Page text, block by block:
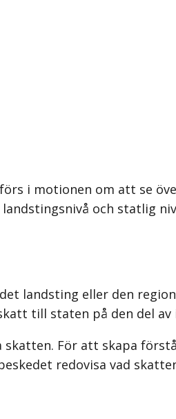
i motionen om att se
och statlig
landsting eller den
till staten på den del
För att skapa
redovisa vad